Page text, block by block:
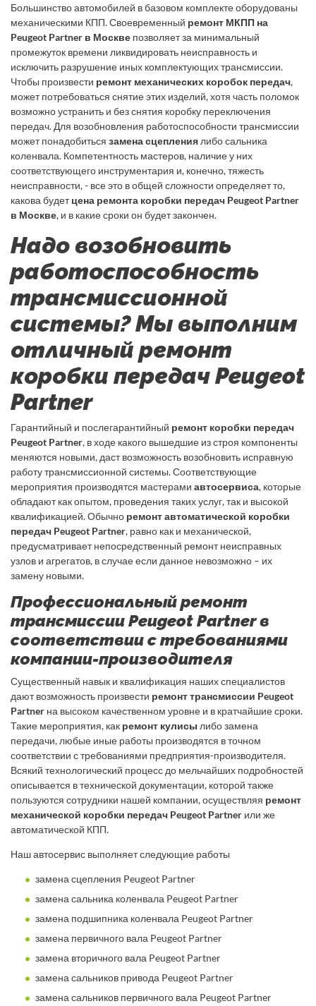
Большинство автомобилей в базовом комплекте оборудованы
механическими КПП. Своевременный ремонт МКПП на
Peugeot Partner в Москве позволяет за минимальный
промежуток времени ликвидировать неисправность и
исключить разрушение иных комплектующих трансмиссии.
Чтобы произвести ремонт механических коробок передач,
может потребоваться снятие этих изделий, хотя часть поломок
возможно устранить и без снятия коробку переключения
передач. Для возобновления работоспособности трансмиссии
может понадобиться замена сцепления либо сальника
коленвала. Компетентность мастеров, наличие у них
соответствующего инструментария и, конечно, тяжесть
неисправности, - все это в общей сложности определяет то,
какова будетцена ремонта коробки передач Peugeot Partner
в Москве, и в какие сроки он будет закончен.
Надо возобновить
работоспособность
трансмиссионной
системы? Мы выполним
отличный ремонт
коробки передач Peugeot
Partner
Гарантийный и послегарантийный ремонт коробки передач
Peugeot Partner, в ходе какого вышедшие из строя компоненты
меняются новыми, даст возможность возобновить исправную
работу трансмиссионной системы. Соответствующие
мероприятия производятся мастерами автосервиса, которые
обладают как опытом, проведения таких услуг, так и высокой
квалификацией. Обычно ремонт автоматической коробки
передач Peugeot Partner, равно как и механической,
предусматривает непосредственный ремонт неисправных
узлов и агрегатов, в случае если данное невозможно – их
замену новыми.
Профессиональный ремонт
трансмиссии Peugeot Partner в
соответствии с требованиями
компании-производителя
Существенный навык и квалификация наших специалистов
дают возможность произвести ремонт трансмиссии Peugeot
Partner на высоком качественном уровне и в кратчайшие сроки.
Такие мероприятия, как ремонт кулисы либо замена
передачи, любые иные работы производятся в точном
соответствии с требованиями предприятия-производителя.
Всякий технологический процесс до мельчайших подробностей
описывается в технической документации, которой также
пользуются сотрудники нашей компании, осуществляя ремонт
механической коробки передач Peugeot Partner или же
автоматической КПП.
Наш автосервис выполняет следующие работы
замена сцепления Peugeot Partner
замена сальника коленвала Peugeot Partner
замена подшипника коленвала Peugeot Partner
замена первичного вала Peugeot Partner
замена вторичного вала Peugeot Partner
замена сальников привода Peugeot Partner
замена сальников первичного вала Peugeot Partner